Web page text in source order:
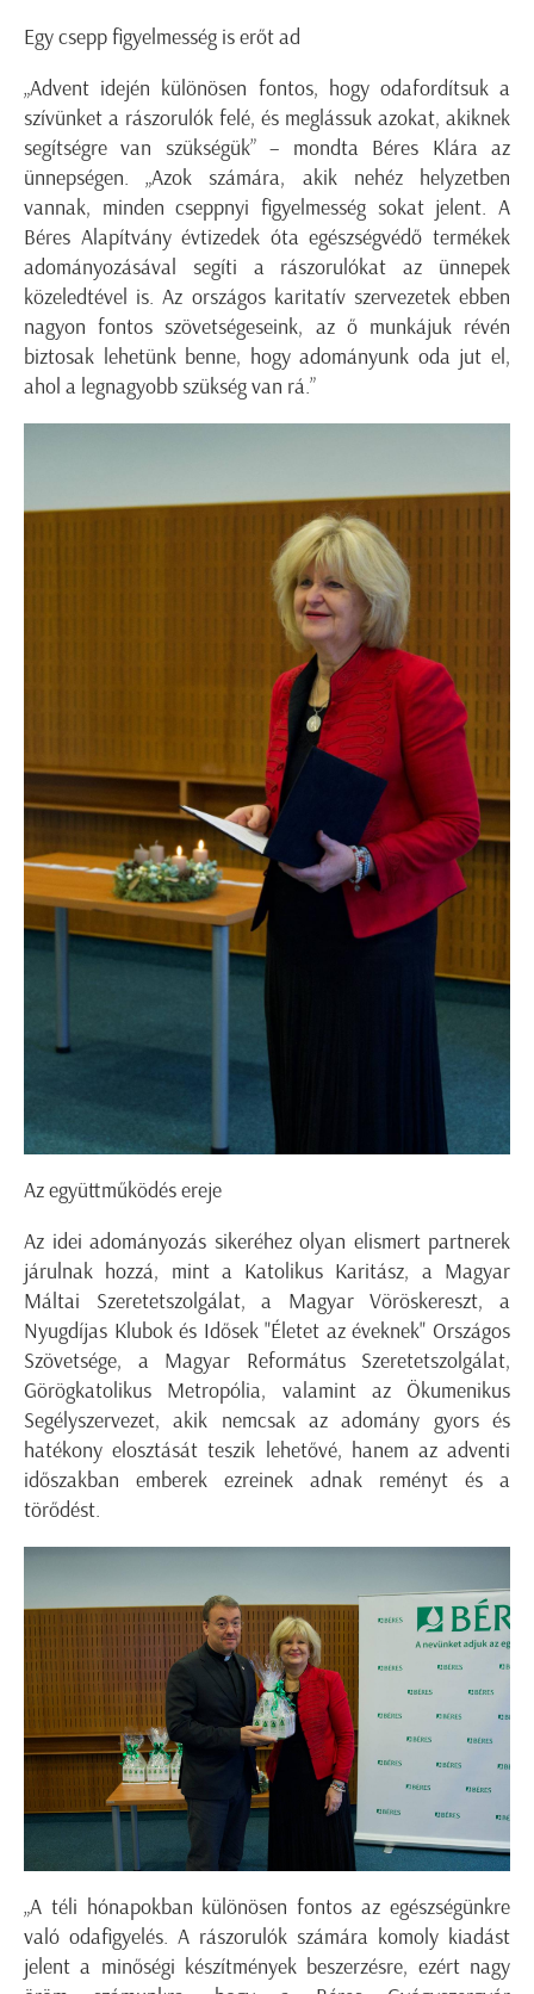
Egy csepp figyelmesség is erőt ad
„Advent idején különösen fontos, hogy odafordítsuk a
szívünket a rászorulók felé, és meglássuk azokat, akiknek
segítségre van szükségük” – mondta Béres Klára az
ünnepségen. „Azok számára, akik nehéz helyzetben
vannak, minden cseppnyi figyelmesség sokat jelent. A
Béres Alapítvány évtizedek óta egészségvédő termékek
adományozásával segíti a rászorulókat az ünnepek
közeledtével is. Az országos karitatív szervezetek ebben
nagyon fontos szövetségeseink, az ő munkájuk révén
biztosak lehetünk benne, hogy adományunk oda jut el,
ahol a legnagyobb szükség van rá.”
Az együttműködés ereje
Az idei adományozás sikeréhez olyan elismert partnerek
járulnak hozzá, mint a Katolikus Karitász, a Magyar
Máltai Szeretetszolgálat, a Magyar Vöröskereszt, a
Nyugdíjas Klubok és Idősek "Életet az éveknek" Országos
Szövetsége, a Magyar Református Szeretetszolgálat,
Görögkatolikus Metropólia, valamint az Ökumenikus
Segélyszervezet, akik nemcsak az adomány gyors és
hatékony elosztását teszik lehetővé, hanem az adventi
időszakban emberek ezreinek adnak reményt és a
törődést.
„A téli hónapokban különösen fontos az egészségünkre
való odafigyelés. A rászorulók számára komoly kiadást
jelent a minőségi készítmények beszerzésre, ezért nagy